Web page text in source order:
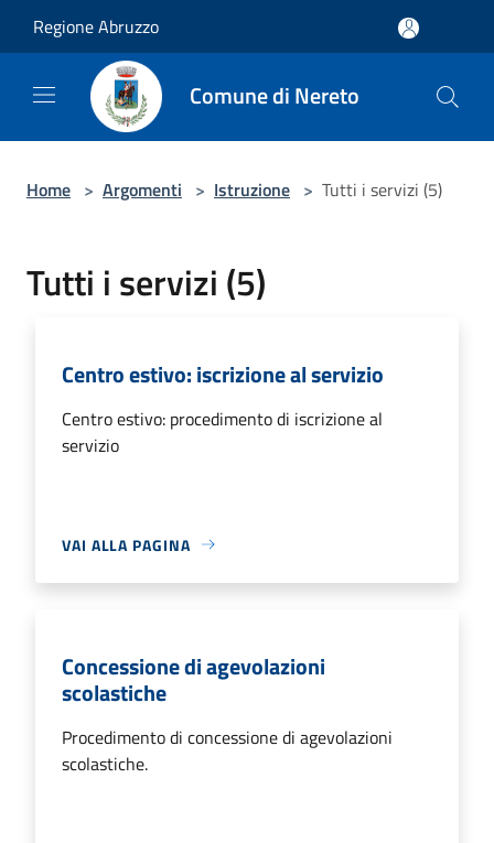
Regione Abruzzo
Comune di Nereto
Home > Argomenti > Istruzione > Tutti i servizi (5)
Tutti i servizi (5)
Centro estivo: iscrizione al servizio
Centro estivo: procedimento di iscrizione al
servizio
VAI ALLA PAGINA
Concessione di agevolazioni
scolastiche
Procedimento di concessione di agevolazioni
scolastiche.